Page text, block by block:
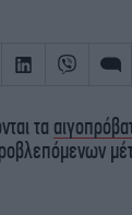
τα